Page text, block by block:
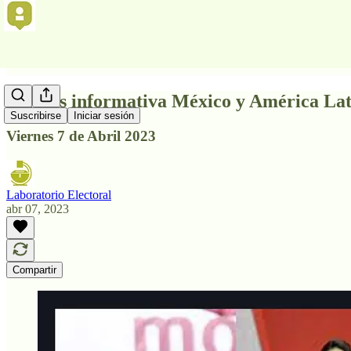
Suscribirse Iniciar sesión
Síntesis informativa México y América
Viernes 7 de Abril 2023
Laboratorio Electoral
abr 07, 2023
Compartir